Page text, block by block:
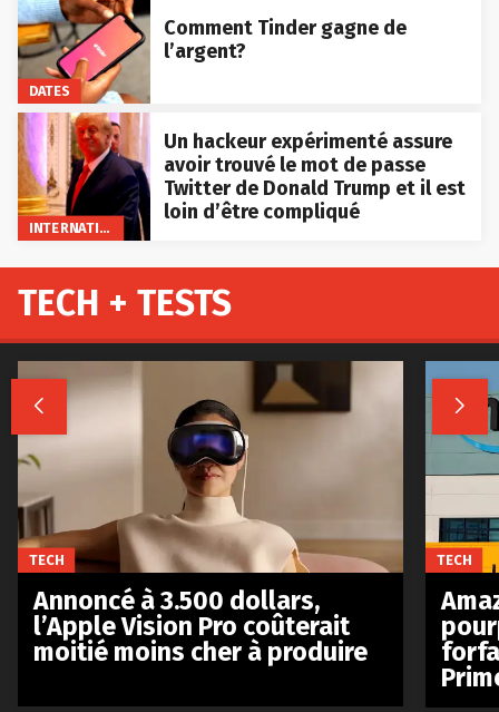
DATES
Comment Tinder gagne de
l’argent?
INTERNATIONAL
Un hackeur expérimenté assure
avoir trouvé le mot de passe
Twitter de Donald Trump et il est
loin d’être compliqué
TECH + TESTS
 
TECH
Annoncé à 3.500 dollars,
l’Apple Vision Pro coûterait
moitié moins cher à produire
TECH